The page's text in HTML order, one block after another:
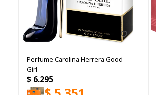
Perfume Carolina Herrera Good
Girl
$ 6.295